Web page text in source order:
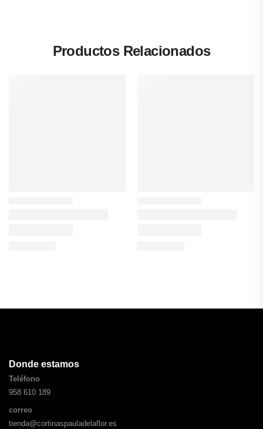
Productos Relacionados
Donde estamos
Teléfono
958 610 189
correo
tienda@cortinaspauladelaflor.es